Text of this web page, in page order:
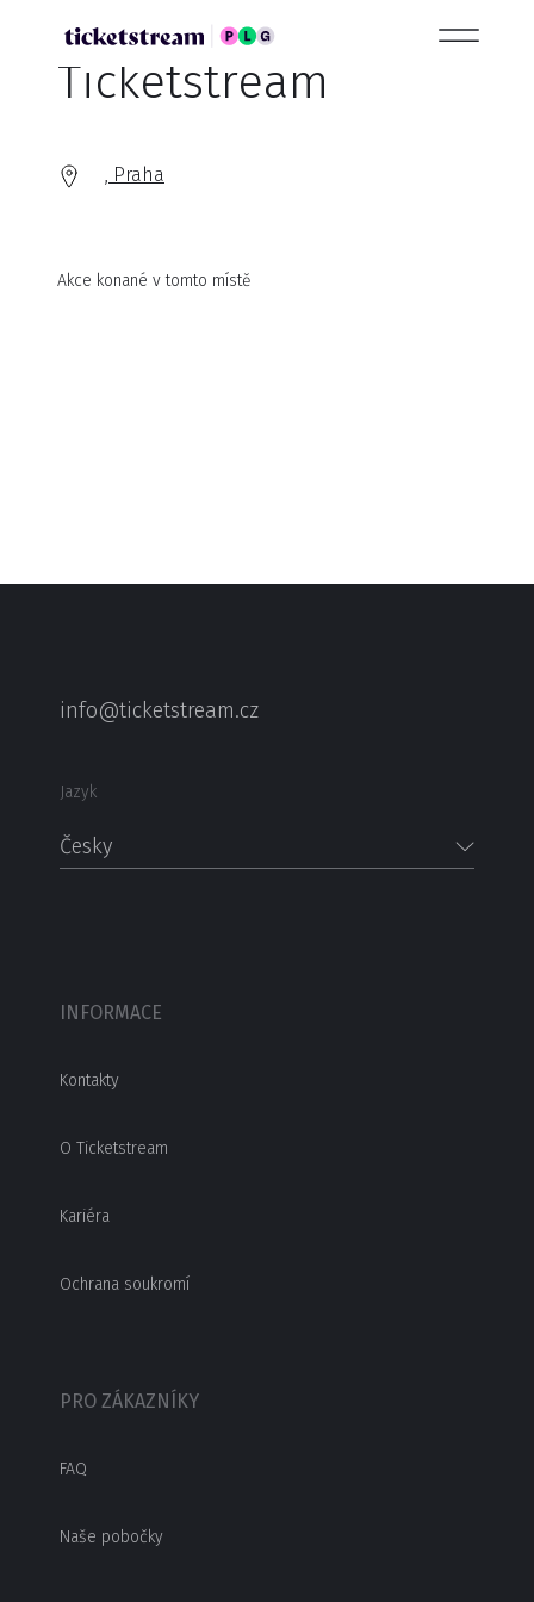
Ticketstream
, Praha
Akce konané v tomto místě
info@ticketstream.cz
Jazyk
Česky
INFORMACE
Kontakty
O Ticketstream
Kariéra
Ochrana soukromí
PRO ZÁKAZNÍKY
FAQ
Naše pobočky